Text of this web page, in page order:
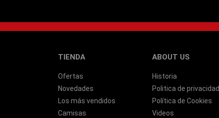
TIENDA
Ofertas
Novedades
Los más vendidos
Camisas
ABOUT US
Historia
Politica de privacidad
Política de Cookies
Videos